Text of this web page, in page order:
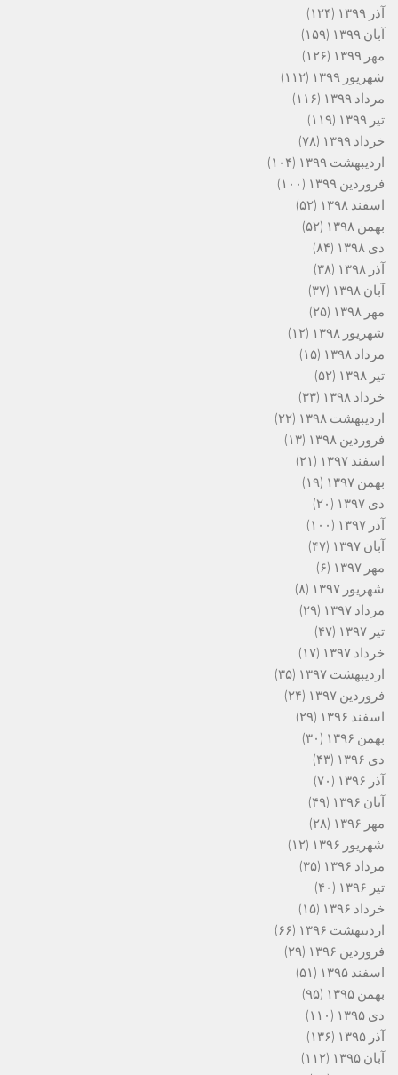
آذر ۱۳۹۹
(۱۲۴)
آبان ۱۳۹۹
(۱۵۹)
مهر ۱۳۹۹
(۱۲۶)
شهریور ۱۳۹۹
(۱۱۲)
مرداد ۱۳۹۹
(۱۱۶)
تیر ۱۳۹۹
(۱۱۹)
خرداد ۱۳۹۹
(۷۸)
اردیبهشت ۱۳۹۹
(۱۰۴)
فروردین ۱۳۹۹
(۱۰۰)
اسفند ۱۳۹۸
(۵۲)
بهمن ۱۳۹۸
(۵۲)
دی ۱۳۹۸
(۸۴)
آذر ۱۳۹۸
(۳۸)
آبان ۱۳۹۸
(۳۷)
مهر ۱۳۹۸
(۲۵)
شهریور ۱۳۹۸
(۱۲)
مرداد ۱۳۹۸
(۱۵)
تیر ۱۳۹۸
(۵۲)
خرداد ۱۳۹۸
(۳۳)
اردیبهشت ۱۳۹۸
(۲۲)
فروردین ۱۳۹۸
(۱۳)
اسفند ۱۳۹۷
(۲۱)
بهمن ۱۳۹۷
(۱۹)
دی ۱۳۹۷
(۲۰)
آذر ۱۳۹۷
(۱۰۰)
آبان ۱۳۹۷
(۴۷)
مهر ۱۳۹۷
(۶)
شهریور ۱۳۹۷
(۸)
مرداد ۱۳۹۷
(۲۹)
تیر ۱۳۹۷
(۴۷)
خرداد ۱۳۹۷
(۱۷)
اردیبهشت ۱۳۹۷
(۳۵)
فروردین ۱۳۹۷
(۲۴)
اسفند ۱۳۹۶
(۲۹)
بهمن ۱۳۹۶
(۳۰)
دی ۱۳۹۶
(۴۳)
آذر ۱۳۹۶
(۷۰)
آبان ۱۳۹۶
(۴۹)
مهر ۱۳۹۶
(۲۸)
شهریور ۱۳۹۶
(۱۲)
مرداد ۱۳۹۶
(۳۵)
تیر ۱۳۹۶
(۴۰)
خرداد ۱۳۹۶
(۱۵)
اردیبهشت ۱۳۹۶
(۶۶)
فروردین ۱۳۹۶
(۲۹)
اسفند ۱۳۹۵
(۵۱)
بهمن ۱۳۹۵
(۹۵)
دی ۱۳۹۵
(۱۱۰)
آذر ۱۳۹۵
(۱۳۶)
آبان ۱۳۹۵
(۱۱۲)